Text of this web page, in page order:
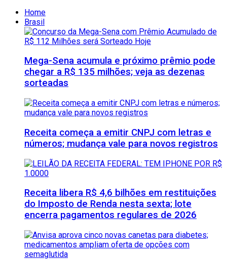
Home
Brasil
Mega-Sena acumula e próximo prêmio pode
chegar a R$ 135 milhões; veja as dezenas
sorteadas
Receita começa a emitir CNPJ com letras e
números; mudança vale para novos registros
Receita libera R$ 4,6 bilhões em restituições
do Imposto de Renda nesta sexta; lote
encerra pagamentos regulares de 2026